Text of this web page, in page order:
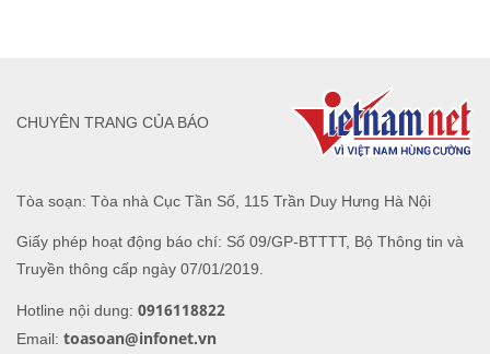
Tòa soạn: Tòa nhà Cục Tần Số, 115 Trần Duy Hưng Hà Nội
Giấy phép hoạt động báo chí: Số 09/GP-BTTTT, Bộ Thông tin và
Truyền thông cấp ngày 07/01/2019.
Hotline nội dung: 0916118822
Email: toasoan@infonet.vn
CHUYÊN TRANG CỦA BÁO